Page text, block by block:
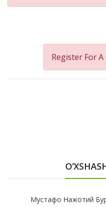
Register For
Мустафо Нажотий